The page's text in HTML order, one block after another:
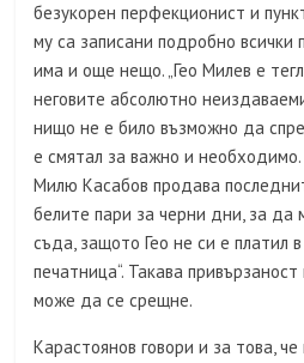
безукорен перфекционист и
му са записани подробно
има и още нещо. „Гео Милев е
неговите абсолютно
нищо не е било възможно да
е смятал за важно и
Милю Касабов продава
белите пари за черни дни, за да
съда, защото Гео не си е платил
печатница“. Такава
може да се срещне.
Карастоянов говори и за това,